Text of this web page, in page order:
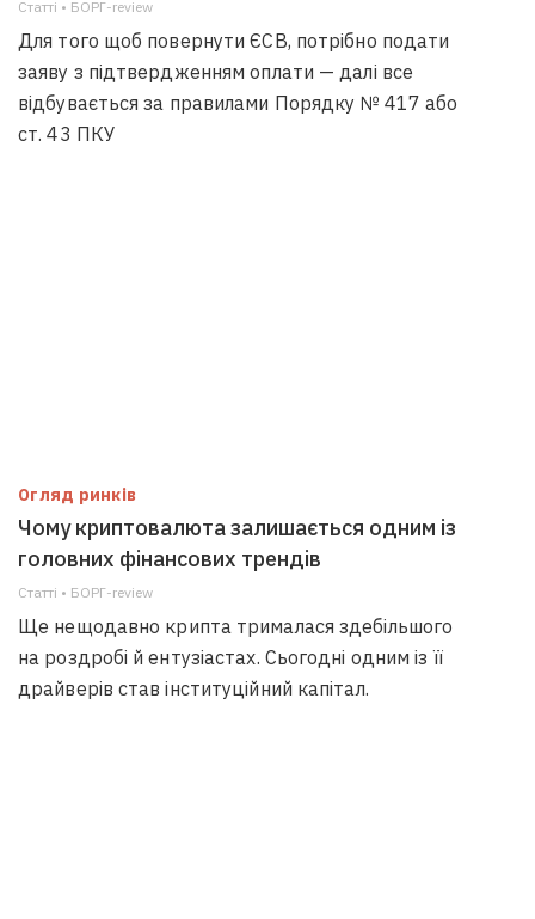
Статті • БОРГ-review
Для того щоб повернути ЄСВ, потрібно подати
заяву з підтвердженням оплати — далі все
відбувається за правилами Порядку № 417 або
ст. 43 ПКУ
Огляд ринків
Чому криптовалюта залишається одним із
головних фінансових трендів
Статті • БОРГ-review
Ще нещодавно крипта трималася здебільшого
на роздробі й ентузіастах. Сьогодні одним із її
драйверів став інституційний капітал.